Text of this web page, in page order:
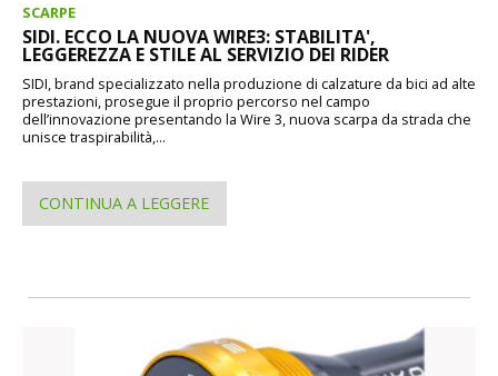
SCARPE
SIDI. ECCO LA NUOVA WIRE3: STABILITA',
LEGGEREZZA E STILE AL SERVIZIO DEI RIDER
SIDI, brand specializzato nella produzione di calzature da bici ad alte
prestazioni, prosegue il proprio percorso nel campo
dell’innovazione presentando la Wire 3, nuova scarpa da strada che
unisce traspirabilità,...
CONTINUA A LEGGERE